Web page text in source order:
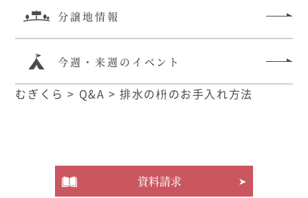
分譲地情報
今週・来週のイベント
むぎくら > Q&A >排水の枡のお手入れ方法
資料請求